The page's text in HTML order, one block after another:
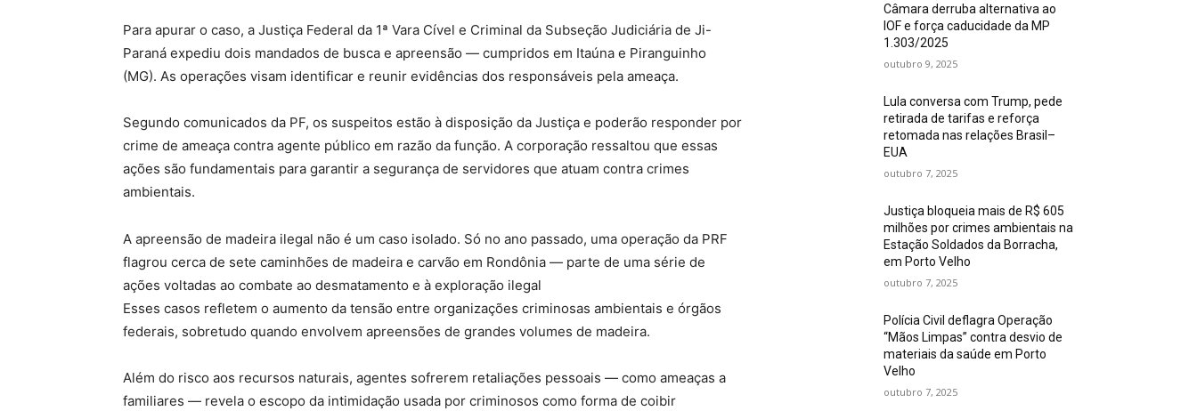
Para apurar o caso, a Justiça Federal da 1ª Vara Cível e Criminal da Subseção Judiciária de Ji-
Paraná expediu dois mandados de busca e apreensão — cumpridos em Itaúna e Piranguinho
(MG). As operações visam identificar e reunir evidências dos responsáveis pela ameaça.
Segundo comunicados da PF, os suspeitos estão à disposição da Justiça e poderão responder por
crime de ameaça contra agente público em razão da função. A corporação ressaltou que essas
ações são fundamentais para garantir a segurança de servidores que atuam contra crimes
ambientais.
A apreensão de madeira ilegal não é um caso isolado. Só no ano passado, uma operação da PRF
flagrou cerca de sete caminhões de madeira e carvão em Rondônia — parte de uma série de
ações voltadas ao combate ao desmatamento e à exploração ilegal
Esses casos refletem o aumento da tensão entre organizações criminosas ambientais e órgãos
federais, sobretudo quando envolvem apreensões de grandes volumes de madeira.
Além do risco aos recursos naturais, agentes sofrerem retaliações pessoais — como ameaças a
familiares — revela o escopo da intimidação usada por criminosos como forma de coibir
Câmara derruba alternativa ao
IOF e força caducidade da MP
1.303/2025
outubro 9, 2025
Lula conversa com Trump, pede
retirada de tarifas e reforça
retomada nas relações Brasil–
EUA
outubro 7, 2025
Justiça bloqueia mais de R$ 605
milhões por crimes ambientais na
Estação Soldados da Borracha,
em Porto Velho
outubro 7, 2025
Polícia Civil deflagra Operação
“Mãos Limpas” contra desvio de
materiais da saúde em Porto
Velho
outubro 7, 2025